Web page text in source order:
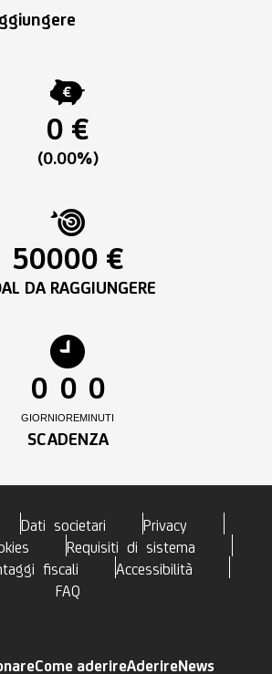
0 €
(0.00%)
50000 €
DA RAGGIUNGERE
0
GIORNI
0
ORE
0
MINUTI
SCADENZA
Dati societari
Privacy
Requisiti di sistema
fiscali
Accessibilità
FAQ
Come aderireAderireNews